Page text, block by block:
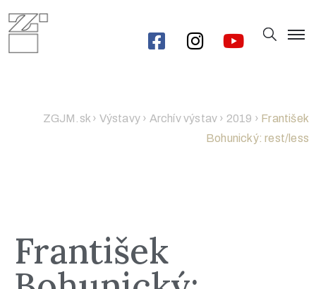
ZGJM.sk› Výstavy› Archív výstav › 2019 › František
Bohunický: rest/less
František